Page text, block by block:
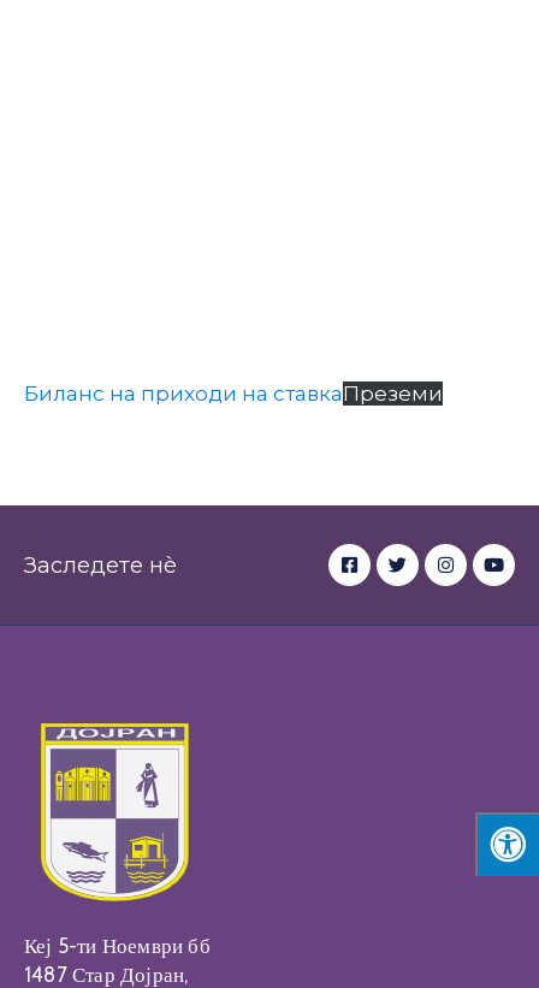
Биланс на приходи на ставкаПреземи
Заследете нè
Кеј 5-ти Ноември бб
1487 Стар Дојран,